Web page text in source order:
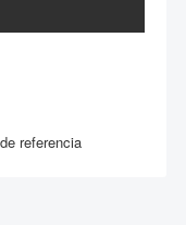
referencia